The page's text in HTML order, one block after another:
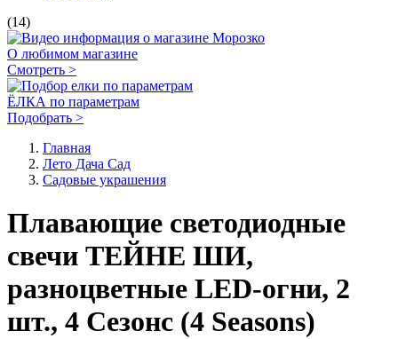
(14)
О любимом магазине
Смотреть >
ЁЛКА по параметрам
Подобрать >
Главная
Лето Дача Сад
Садовые украшения
Плавающие светодиодные
свечи ТЕЙНЕ ШИ,
разноцветные LED-огни, 2
шт., 4 Сезонс (4 Seasons)